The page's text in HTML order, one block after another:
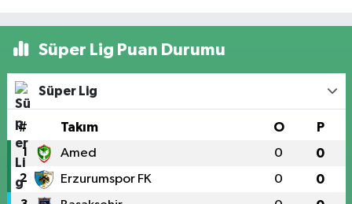
Süper Lig Puan Durumu
Süper Lig
# Takım O P
1 Amed 0 0
2 Erzurumspor FK 0 0